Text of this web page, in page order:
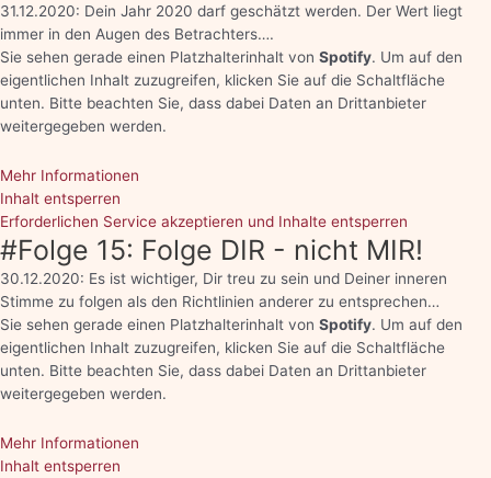
31.12.2020: Dein Jahr 2020 darf geschätzt werden. Der Wert liegt
immer in den Augen des Betrachters….
Sie sehen gerade einen Platzhalterinhalt von Spotify. Um auf den
eigentlichen Inhalt zuzugreifen, klicken Sie auf die Schaltfläche
unten. Bitte beachten Sie, dass dabei Daten an Drittanbieter
weitergegeben werden.
Mehr Informationen
Inhalt entsperren
Erforderlichen Service akzeptieren und Inhalte entsperren
#Folge 15: Folge DIR - nicht MIR!
30.12.2020: Es ist wichtiger, Dir treu zu sein und Deiner inneren
Stimme zu folgen als den Richtlinien anderer zu entsprechen…
Sie sehen gerade einen Platzhalterinhalt von Spotify. Um auf den
eigentlichen Inhalt zuzugreifen, klicken Sie auf die Schaltfläche
unten. Bitte beachten Sie, dass dabei Daten an Drittanbieter
weitergegeben werden.
Mehr Informationen
Inhalt entsperren